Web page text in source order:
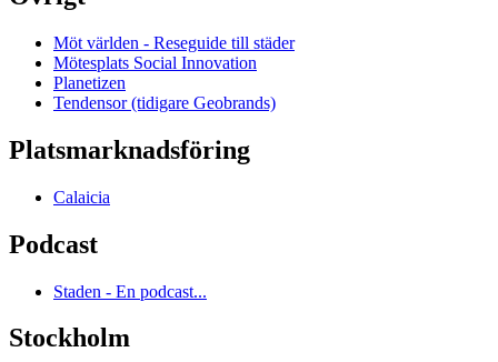
Möt världen - Reseguide till städer
Mötesplats Social Innovation
Planetizen
Tendensor (tidigare Geobrands)
Platsmarknadsföring
Calaicia
Podcast
Staden - En podcast...
Stockholm